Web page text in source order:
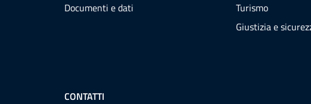
Documenti e dati
Turismo
Giustizia e
CONTATTI